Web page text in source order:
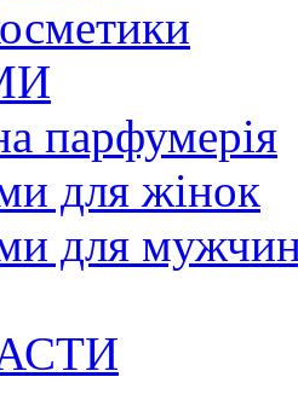
парфумерія
для жінок
для